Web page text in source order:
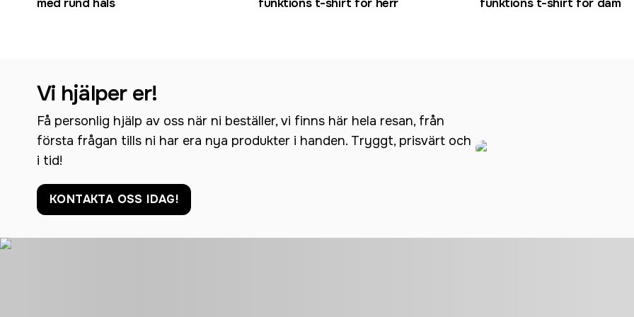
med rund hals
funktions t-shirt för herr
funktions t-shirt för dam
Vi hjälper er!
Få personlig hjälp av oss när ni beställer, vi finns här hela resan, från
första frågan tills ni har era nya produkter i handen. Tryggt, prisvärt och
i tid!
KONTAKTA OSS IDAG!